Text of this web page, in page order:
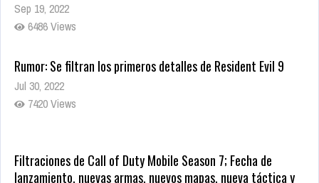
Sep 19, 2022
6486 Views
Rumor: Se filtran los primeros detalles de Resident Evil 9
Jul 30, 2022
7420 Views
Filtraciones de Call of Duty Mobile Season 7; Fecha de
lanzamiento, nuevas armas, nuevos mapas, nueva táctica y